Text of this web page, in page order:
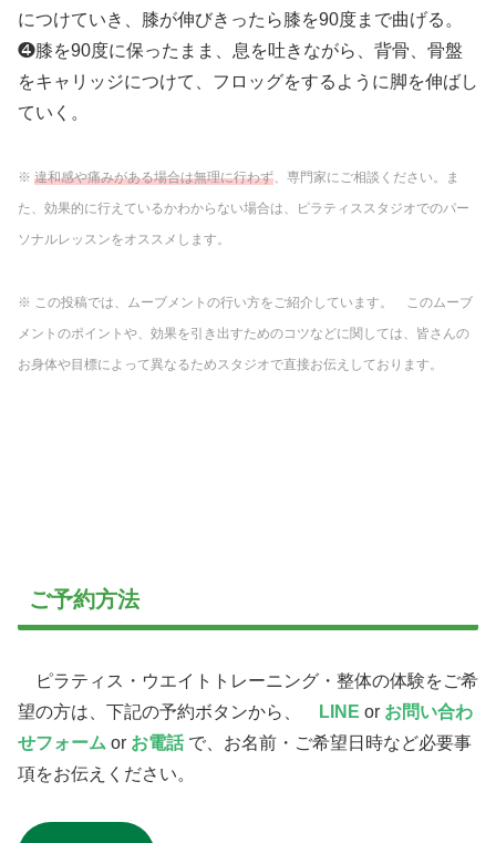
につけていき、膝が伸びきったら膝を90度まで曲げる。
❹膝を90度に保ったまま、息を吐きながら、背骨、骨盤
をキャリッジにつけて、フロッグをするように脚を伸ばし
ていく。
※ 違和感や痛みがある場合は無理に行わず、専門家にご相談ください。ま
た、効果的に行えているかわからない場合は、ピラティススタジオでのパー
ソナルレッスンをオススメします。
※ この投稿では、ムーブメントの行い方をご紹介しています。 このムーブ
メントのポイントや、効果を引き出すためのコツなどに関しては、皆さんの
お身体や目標によって異なるためスタジオで直接お伝えしております。
ご予約方法
ピラティス・ウエイトトレーニング・整体の体験をご希
望の方は、下記の予約ボタンから、
LINE or お問い合わ
せフォーム or お電話で、お名前・ご希望日時など必要事
項をお伝えください。